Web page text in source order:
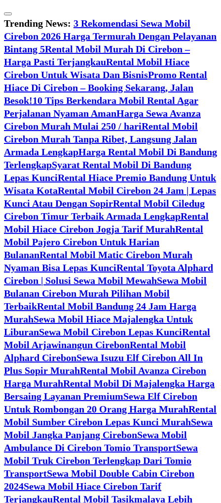
Skip
to
content
Trending News: 3 Rekomendasi Sewa Mobil
Cirebon 2026 Harga Termurah Dengan Pelayanan
Bintang 5Rental Mobil Murah Di Cirebon –
Harga Pasti TerjangkauRental Mobil Hiace
Cirebon Untuk Wisata Dan BisnisPromo Rental
Hiace Di Cirebon – Booking Sekarang, Jalan
Besok!10 Tips Berkendara Mobil Rental Agar
Perjalanan Nyaman AmanHarga Sewa Avanza
Cirebon Murah Mulai 250 / hariRental Mobil
Cirebon Murah Tanpa Ribet, Langsung Jalan
Armada LengkapHarga Rental Mobil Di Bandung
TerlengkapSyarat Rental Mobil Di Bandung
Lepas KunciRental Hiace Premio Bandung Untuk
Wisata KotaRental Mobil Cirebon 24 Jam | Lepas
Kunci Atau Dengan SopirRental Mobil Ciledug
Cirebon Timur Terbaik Armada LengkapRental
Mobil Hiace Cirebon Jogja Tarif MurahRental
Mobil Pajero Cirebon Untuk Harian
BulananRental Mobil Matic Cirebon Murah
Nyaman Bisa Lepas KunciRental Toyota Alphard
Cirebon | Solusi Sewa Mobil MewahSewa Mobil
Bulanan Cirebon Murah Pilihan Mobil
TerbaikRental Mobil Bandung 24 Jam Harga
MurahSewa Mobil Hiace Majalengka Untuk
LiburanSewa Mobil Cirebon Lepas KunciRental
Mobil Arjawinangun CirebonRental Mobil
Alphard CirebonSewa Isuzu Elf Cirebon All In
Plus Sopir MurahRental Mobil Avanza Cirebon
Harga MurahRental Mobil Di Majalengka Harga
Bersaing Layanan PremiumSewa Elf Cirebon
Untuk Rombongan 20 Orang Harga MurahRental
Mobil Sumber Cirebon Lepas Kunci MurahSewa
Mobil Jangka Panjang CirebonSewa Mobil
Ambulance Di Cirebon Tomio TransportSewa
Mobil Truk Cirebon Terlengkap Dari Tomio
TransportSewa Mobil Double Cabin Cirebon
2024Sewa Mobil Hiace Cirebon Tarif
TerjangkauRental Mobil Tasikmalaya Lebih